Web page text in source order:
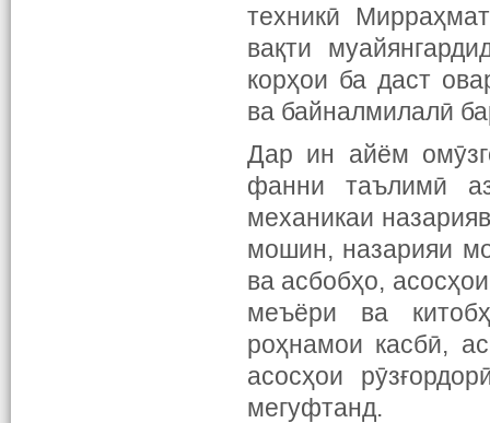
техникӣ
вақти
корҳои ба даст
ва байналмилалӣ
Дар ин айём
фанни таълимӣ
механикаи
мошин, назарияи
ва асбобҳо,
меъёри ва
роҳнамои касбӣ,
асосҳои
мегуфтанд.